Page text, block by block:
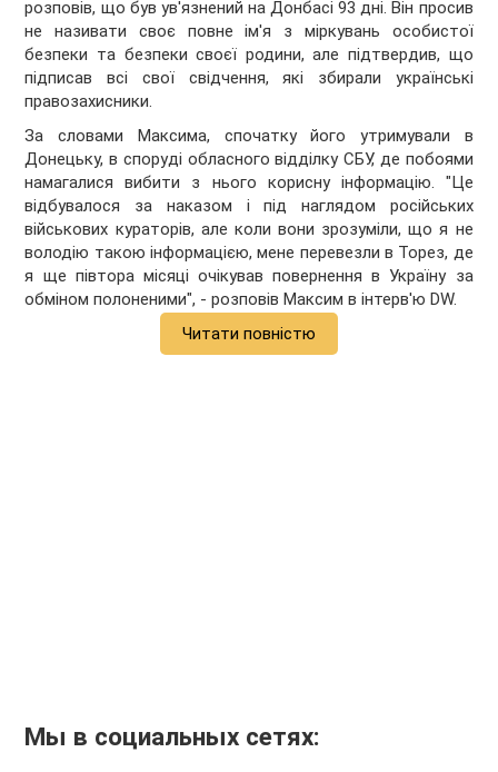
розповів, що був ув'язнений на Донбасі 93 дні. Він просив
не називати своє повне ім'я з міркувань особистої
безпеки та безпеки своєї родини, але підтвердив, що
підписав всі свої свідчення, які збирали українські
правозахисники.
За словами Максима, спочатку його утримували в
Донецьку, в споруді обласного відділку СБУ, де побоями
намагалися вибити з нього корисну інформацію. "Це
відбувалося за наказом і під наглядом російських
військових кураторів, але коли вони зрозуміли, що я не
володію такою інформацією, мене перевезли в Торез, де
я ще півтора місяці очікував повернення в Україну за
обміном полоненими", - розповів Максим в інтерв'ю DW.
Читати повністю
Мы в социальных сетях: